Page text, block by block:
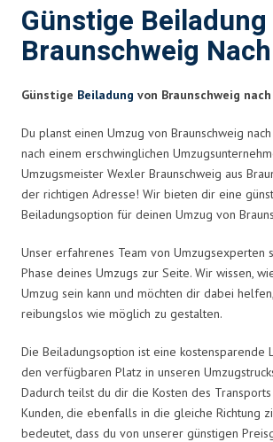
Günstige Beiladung
Braunschweig
Günstige Beiladung von Braunschweig
Du planst einen Umzug von Braunschweig
nach einem erschwinglichen
Umzugsmeister Wexler Braunschweig aus
der richtigen Adresse! Wir bieten dir eine
Beiladungsoption für deinen Umzug von
Unser erfahrenes Team von Umzugsexperten
Phase deines Umzugs zur Seite. Wir wissen,
Umzug sein kann und möchten dir dabei
reibungslos wie möglich zu gestalten.
Die Beiladungsoption ist eine kostensparende
den verfügbaren Platz in unseren
Dadurch teilst du dir die Kosten des
Kunden, die ebenfalls in die gleiche Richtung
bedeutet, dass du von unserer günstigen